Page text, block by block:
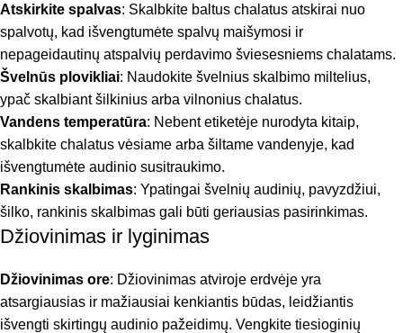
Atskirkite spalvas: Skalbkite baltus chalatus atskirai nuo
spalvotų, kad išvengtumėte spalvų maišymosi ir
nepageidautinų atspalvių perdavimo šviesesniems chalatams.
Švelnūs plovikliai: Naudokite švelnius skalbimo miltelius,
ypač skalbiant šilkinius arba vilnonius chalatus.
Vandens temperatūra: Nebent etiketėje nurodyta kitaip,
skalbkite chalatus vėsiame arba šiltame vandenyje, kad
išvengtumėte audinio susitraukimo.
Rankinis skalbimas: Ypatingai švelnių audinių, pavyzdžiui,
šilko, rankinis skalbimas gali būti geriausias pasirinkimas.
Džiovinimas ir lyginimas
Džiovinimas ore: Džiovinimas atviroje erdvėje yra
atsargiausias ir mažiausiai kenkiantis būdas, leidžiantis
išvengti skirtingų audinio pažeidimų. Vengkite tiesioginių